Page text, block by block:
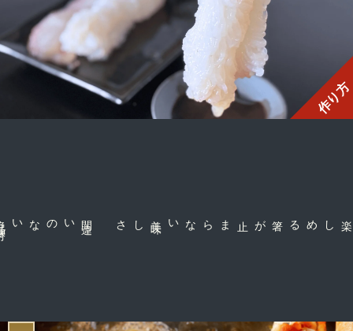
作り方
な身だから楽しめる
しさ